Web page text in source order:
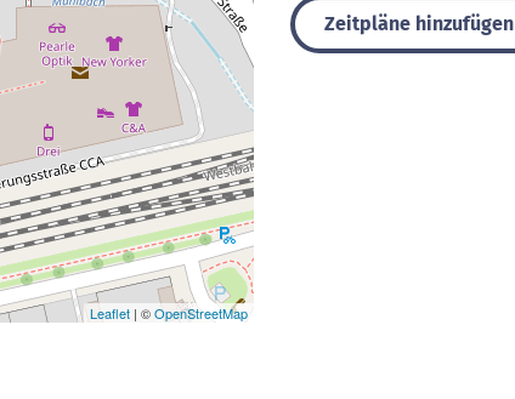
Leaflet | ©OpenStreetMap
Zeitpläne hinzufügen